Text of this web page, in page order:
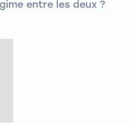
entre les deux ?